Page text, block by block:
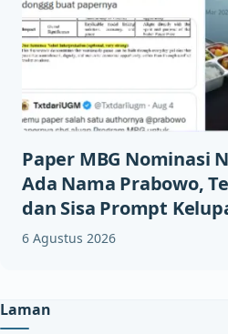
Paper MBG Nominasi
Ada Nama Prabowo,
dan Sisa Prompt
6 Agustus 2026
Laman